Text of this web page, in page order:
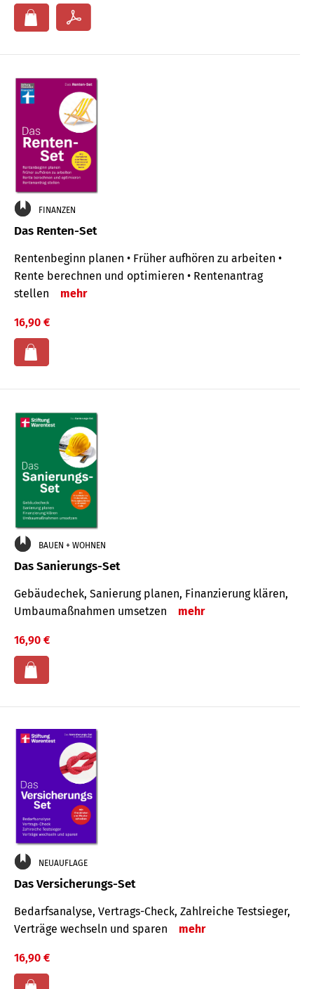
FINANZEN
Das Renten-Set
Rentenbeginn planen • Früher aufhören zu arbeiten •
Rente berechnen und optimieren • Rentenantrag
stellen
mehr
16,90 €
BAUEN + WOHNEN
Das Sanierungs-Set
Gebäudechek, Sanierung planen, Finanzierung klären,
Umbaumaßnahmen umsetzen
mehr
16,90 €
NEUAUFLAGE
Das Versicherungs-Set
Bedarfsanalyse, Vertrags-Check, Zahlreiche Testsieger,
Verträge wechseln und sparen
mehr
16,90 €